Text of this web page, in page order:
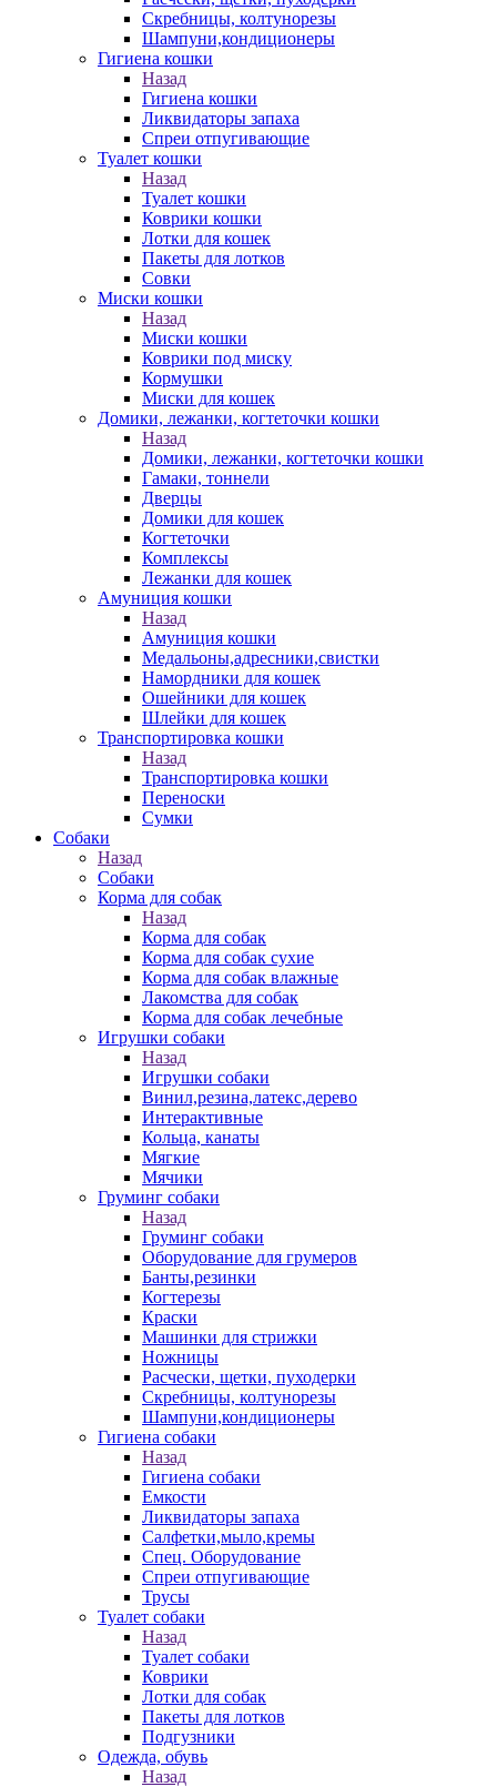
Скребницы, колтунорезы
Шампуни,кондиционеры
Гигиена кошки
Назад
Гигиена кошки
Ликвидаторы запаха
Спреи отпугивающие
Туалет кошки
Назад
Туалет кошки
Коврики кошки
Лотки для кошек
Пакеты для лотков
Совки
Миски кошки
Назад
Миски кошки
Коврики под миску
Кормушки
Миски для кошек
Домики, лежанки, когтеточки кошки
Назад
Домики, лежанки, когтеточки кошки
Гамаки, тоннели
Дверцы
Домики для кошек
Когтеточки
Комплексы
Лежанки для кошек
Амуниция кошки
Назад
Амуниция кошки
Медальоны,адресники,свистки
Намордники для кошек
Ошейники для кошек
Шлейки для кошек
Транспортировка кошки
Назад
Транспортировка кошки
Переноски
Сумки
Собаки
Назад
Собаки
Корма для собак
Назад
Корма для собак
Корма для собак сухие
Корма для собак влажные
Лакомства для собак
Корма для собак лечебные
Игрушки собаки
Назад
Игрушки собаки
Винил,резина,латекс,дерево
Интерактивные
Кольца, канаты
Мягкие
Мячики
Груминг собаки
Назад
Груминг собаки
Оборудование для грумеров
Банты,резинки
Когтерезы
Краски
Машинки для стрижки
Ножницы
Расчески, щетки, пуходерки
Скребницы, колтунорезы
Шампуни,кондиционеры
Гигиена собаки
Назад
Гигиена собаки
Емкости
Ликвидаторы запаха
Салфетки,мыло,кремы
Спец. Оборудование
Спреи отпугивающие
Трусы
Туалет собаки
Назад
Туалет собаки
Коврики
Лотки для собак
Пакеты для лотков
Подгузники
Одежда, обувь
Назад